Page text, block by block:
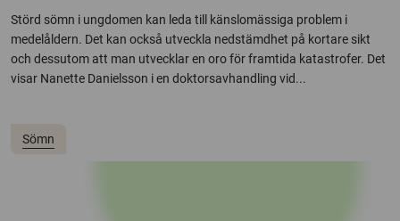
Störd sömn i ungdomen kan leda till känslomässiga problem i
medelåldern. Det kan också utveckla nedstämdhet på kortare sikt
och dessutom att man utvecklar en oro för framtida katastrofer. Det
visar Nanette Danielsson i en doktorsavhandling vid...
Sömn